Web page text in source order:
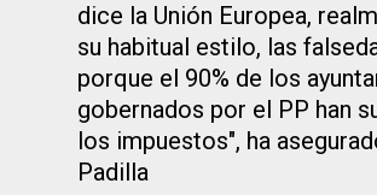
dice la Unión Europea,
su habitual estilo, las
porque el 90% de los
gobernados por el PP han
los impuestos", ha
Padilla